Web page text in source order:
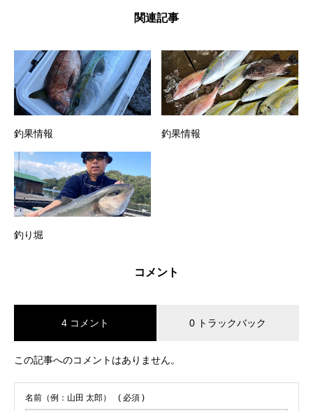
関連記事
釣果情報 釣果情報
釣り堀
コメント
4 コメント 0 トラックバック
この記事へのコメントはありません。
名前（例：山田 太郎） ( 必須 )